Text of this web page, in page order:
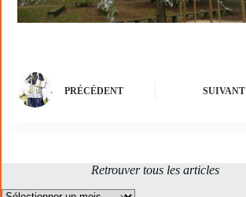
PRÉCÉDENT SUIVANT
Retrouver tous les articles
Archives